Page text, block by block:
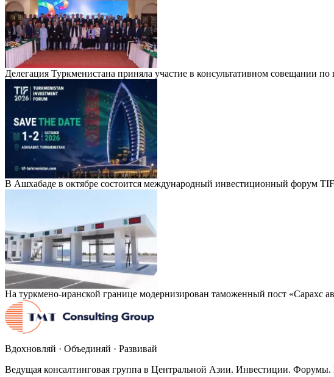
Делегация Туркменистана приняла участие в консультативном совещании
В Ашхабаде в октябре состоится международный инвестиционный форум
На туркмено-иранской границе модернизирован таможенный пост «Сарахс
Вдохновляй · Объединяй · Развивай
Ведущая консалтинговая группа в Центральной Азии. Инвестиции. Форумы.